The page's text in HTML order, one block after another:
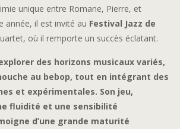
unique entre Romane, Pierre, et
année, il est invité au Festival Jazz de
où il remporte un succès éclatant.
des horizons musicaux variés,
au bebop, tout en intégrant des
et expérimentales. Son jeu,
fluidité et une sensibilité
d’une grande maturité